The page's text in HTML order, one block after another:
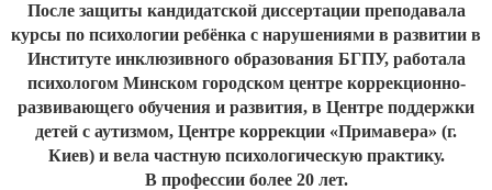
После защиты кандидатской диссертации преподавала
курсы по психологии ребёнка с нарушениями в развитии в
Институте инклюзивного образования БГПУ, работала
психологом Минском городском центре коррекционно-
развивающего обучения и развития, в Центре поддержки
детей с аутизмом, Центре коррекции «Примавера» (г.
Киев) и вела частную психологическую практику.
В профессии более 20 лет.